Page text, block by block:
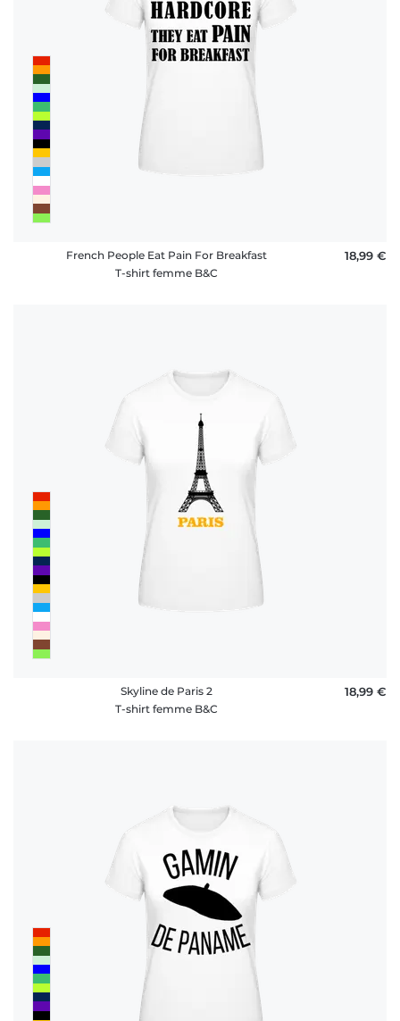
French People Eat Pain For Breakfast
T-shirt femme B&C
18,99 €
Skyline de Paris 2
T-shirt femme B&C
18,99 €